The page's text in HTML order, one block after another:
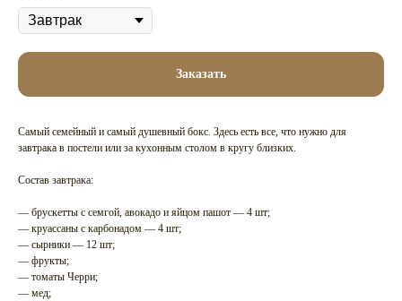
Заказать
Самый семейный и самый душевный бокс. Здесь есть все, что нужно для
завтрака в постели или за кухонным столом в кругу близких.
Состав завтрака:
— брускетты с семгой, авокадо и яйцом пашот — 4 шт;
— круассаны с карбонадом — 4 шт;
— сырники — 12 шт;
— фрукты;
— томаты Черри;
— мед;